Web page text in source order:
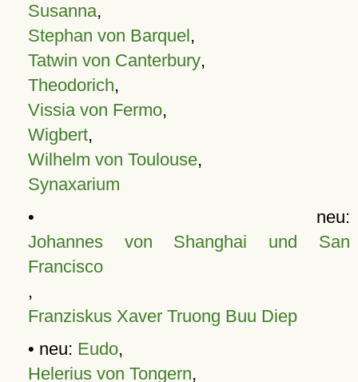
Susanna,
Stephan von Barquel,
Tatwin von Canterbury,
Theodorich,
Vissia von Fermo,
Wigbert,
Wilhelm von Toulouse,
Synaxarium
• neu:
Johannes von Shanghai und San
Francisco
,
Franziskus Xaver Truong Buu Diep
• neu: Eudo,
Helerius von Tongern,